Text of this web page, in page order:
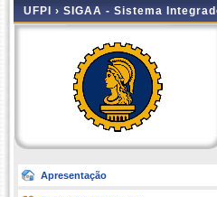
UFPI › SIGAA - Sistema
Apresentação